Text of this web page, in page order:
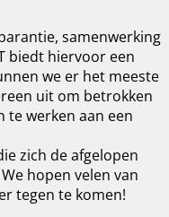
samenwerking
biedt hiervoor een
we er het meeste
uit om betrokken
te werken aan een
zich de afgelopen
hopen velen van
tegen te komen!